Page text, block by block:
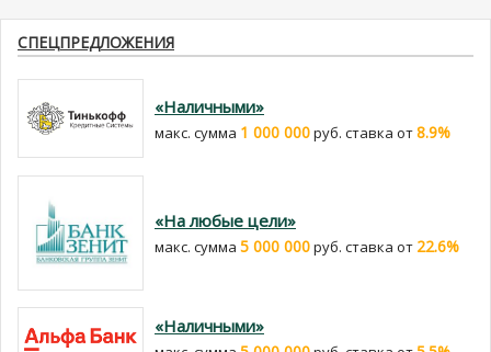
СПЕЦПРЕДЛОЖЕНИЯ
«Наличными»
макс. сумма 1 000 000руб. cтавка от8.9%
«На любые цели»
макс. сумма 5 000 000руб. cтавка от 22.6%
«Наличными»